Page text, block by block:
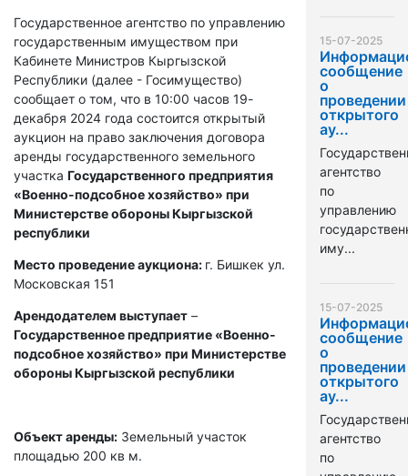
Государственное агентство по управлению
государственным имуществом при
Кабинете Министров Кыргызской
Республики (далее - Госимущество)
сообщает о том, что в 10:00 часов 19-
декабря 2024 года состоится открытый
аукцион на право заключения договора
аренды государственного земельного
участка Государственного предприятия
«Военно-подсобное хозяйство» при
Министерстве обороны Кыргызской
республики
Место проведение аукциона: г. Бишкек ул.
Московская 151
Арендодателем выступает –
Государственное предприятие «Военно-
подсобное хозяйство» при Министерстве
обороны Кыргызской республики
Объект аренды: Земельный участок
площадью 200 кв м.
15-07-2025
сообщение
о
проведении
открытого
ау...
агентство
по
управлению
иму...
15-07-2025
сообщение
о
проведении
открытого
ау...
агентство
по